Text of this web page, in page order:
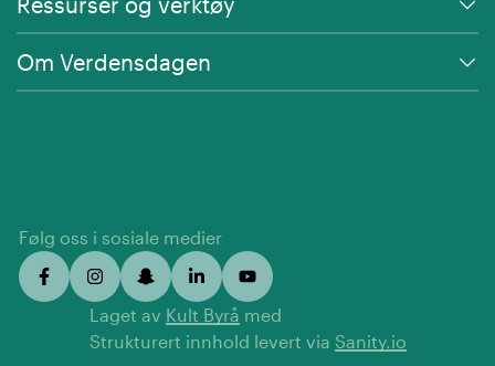
Om Verdensdagen
Laget av Kult Byrå med
Strukturert innhold levert via Sanity.io
Følg oss i sosiale medier